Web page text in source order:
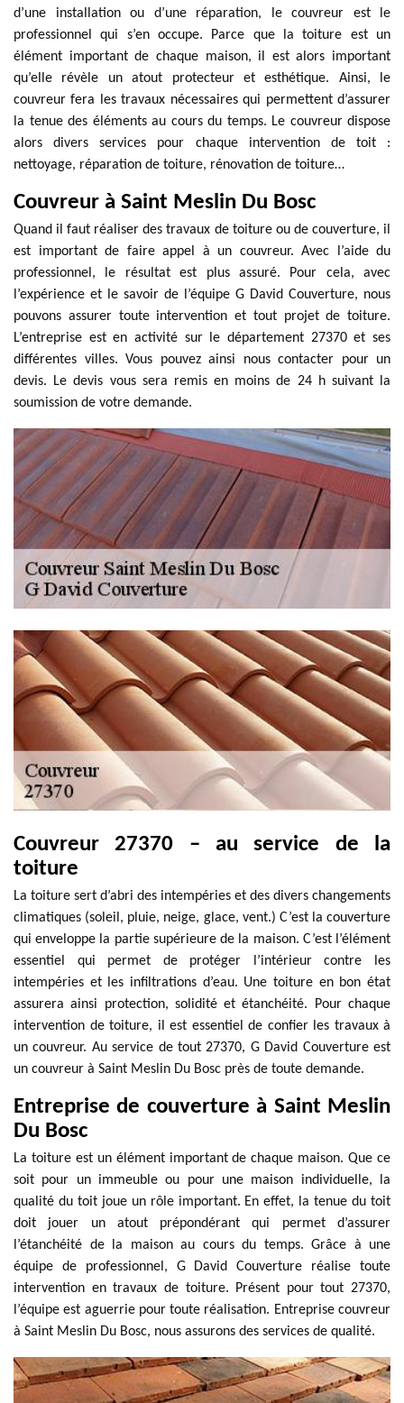
d’une installation ou d’une réparation, le couvreur est le
professionnel qui s’en occupe. Parce que la toiture est un
élément important de chaque maison, il est alors important
qu’elle révèle un atout protecteur et esthétique. Ainsi, le
couvreur fera les travaux nécessaires qui permettent d’assurer
la tenue des éléments au cours du temps. Le couvreur dispose
alors divers services pour chaque intervention de toit :
nettoyage, réparation de toiture, rénovation de toiture…
Couvreur à Saint Meslin Du Bosc
Quand il faut réaliser des travaux de toiture ou de couverture, il
est important de faire appel à un couvreur. Avec l’aide du
professionnel, le résultat est plus assuré. Pour cela, avec
l’expérience et le savoir de l’équipe G David Couverture, nous
pouvons assurer toute intervention et tout projet de toiture.
L’entreprise est en activité sur le département 27370 et ses
différentes villes. Vous pouvez ainsi nous contacter pour un
devis. Le devis vous sera remis en moins de 24 h suivant la
soumission de votre demande.
Couvreur 27370 – au service de la
toiture
La toiture sert d’abri des intempéries et des divers changements
climatiques (soleil, pluie, neige, glace, vent.) C’est la couverture
qui enveloppe la partie supérieure de la maison. C’est l’élément
essentiel qui permet de protéger l’intérieur contre les
intempéries et les infiltrations d’eau. Une toiture en bon état
assurera ainsi protection, solidité et étanchéité. Pour chaque
intervention de toiture, il est essentiel de confier les travaux à
un couvreur. Au service de tout 27370, G David Couverture est
un couvreur à Saint Meslin Du Bosc près de toute demande.
Entreprise de couverture à Saint Meslin
Du Bosc
La toiture est un élément important de chaque maison. Que ce
soit pour un immeuble ou pour une maison individuelle, la
qualité du toit joue un rôle important. En effet, la tenue du toit
doit jouer un atout prépondérant qui permet d’assurer
l’étanchéité de la maison au cours du temps. Grâce à une
équipe de professionnel, G David Couverture réalise toute
intervention en travaux de toiture. Présent pour tout 27370,
l’équipe est aguerrie pour toute réalisation. Entreprise couvreur
à Saint Meslin Du Bosc, nous assurons des services de qualité.